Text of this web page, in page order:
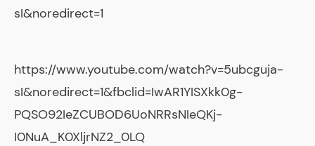
sI&noredirect=1
https://www.youtube.com/watch?v=5ubcguja-
sI&noredirect=1&fbclid=IwAR1YISXkk0g-
PQSO92IeZCUBOD6UoNRRsNIeQKj-
I0NuA_K0XljrNZ2_0LQ